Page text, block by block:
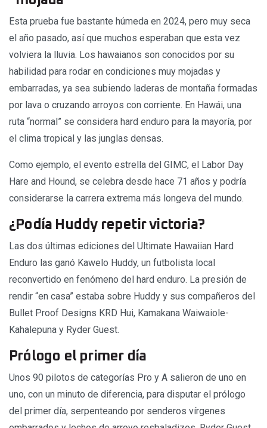
Esta prueba fue bastante húmeda en 2024, pero muy seca
el año pasado, así que muchos esperaban que esta vez
volviera la lluvia. Los hawaianos son conocidos por su
habilidad para rodar en condiciones muy mojadas y
embarradas, ya sea subiendo laderas de montaña formadas
por lava o cruzando arroyos con corriente. En Hawái, una
ruta “normal” se considera hard enduro para la mayoría, por
el clima tropical y las junglas densas.
Como ejemplo, el evento estrella del GIMC, el Labor Day
Hare and Hound, se celebra desde hace 71 años y podría
considerarse la carrera extrema más longeva del mundo.
¿Podía Huddy repetir victoria?
Las dos últimas ediciones del Ultimate Hawaiian Hard
Enduro las ganó Kawelo Huddy, un futbolista local
reconvertido en fenómeno del hard enduro. La presión de
rendir “en casa” estaba sobre Huddy y sus compañeros del
Bullet Proof Designs KRD Hui, Kamakana Waiwaiole-
Kahalepuna y Ryder Guest.
Prólogo el primer día
Unos 90 pilotos de categorías Pro y A salieron de uno en
uno, con un minuto de diferencia, para disputar el prólogo
del primer día, serpenteando por senderos vírgenes